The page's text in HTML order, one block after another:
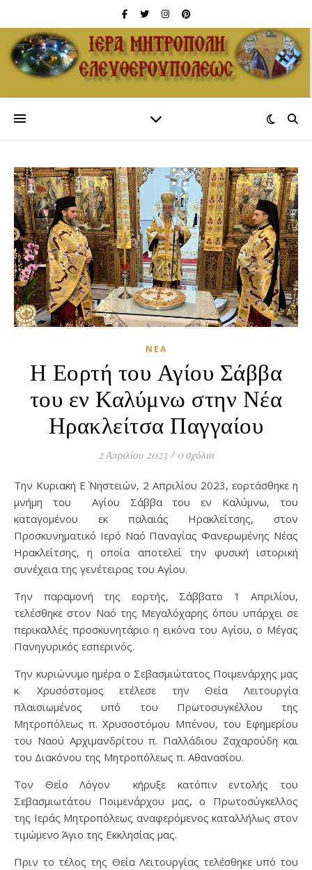
ΝΈΑ
Η Εορτή του Αγίου Σάββα
του εν Καλύμνω στην Νέα
Ηρακλείτσα Παγγαίου
2 Απριλίου 2023 / 0 σχόλια
Την Κυριακή Ε΄ Νηστειών, 2 Απριλίου 2023, εορτάσθηκε η
μνήμη του Αγίου Σάββα του εν Καλύμνω, του
καταγομένου εκ παλαιάς Ηρακλείτσης, στον
Προσκυνηματικό Ιερό Ναό Παναγίας Φανερωμένης Νέας
Ηρακλείτσης, η οποία αποτελεί την φυσική ιστορική
συνέχεια της γενέτειρας του Αγίου.
Την παραμονή της εορτής, Σάββατο 1 Απριλίου,
τελέσθηκε στον Ναό της Μεγαλόχαρης όπου υπάρχει σε
περικαλλές προσκυνητάριο η εικόνα του Αγίου, ο Μέγας
Πανηγυρικός εσπερινός.
Την κυριώνυμο ημέρα ο Σεβασμιώτατος Ποιμενάρχης μας
κ. Χρυσόστομος ετέλεσε την Θεία Λειτουργία
πλαισιωμένος υπό του Πρωτοσυγκέλλου της
Μητροπόλεως π. Χρυσοστόμου Μπένου, του Εφημερίου
του Ναού Αρχιμανδρίτου π. Παλλάδιου Ζαχαρούδη και
του Διακόνου της Μητροπόλεως π. Αθανασίου.
Τον Θείο Λόγον κήρυξε κατόπιν εντολής του
Σεβασμιωτάτου Ποιμενάρχου μας, ο Πρωτοσύγκελλος
της Ιεράς Μητροπόλεως αναφερόμενος καταλλήλως στον
τιμώμενο Άγιο της Εκκλησίας μας.
Πριν το τέλος της Θεία Λειτουργίας τελέσθηκε υπό του